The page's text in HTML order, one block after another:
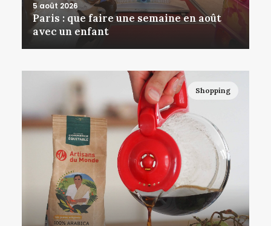
5 août 2026
Paris : que faire une semaine en août
avec un enfant
Shopping